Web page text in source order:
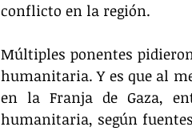
conflicto en la región.
Múltiples ponentes
humanitaria. Y es que al
en la Franja de Gaza,
humanitaria, según